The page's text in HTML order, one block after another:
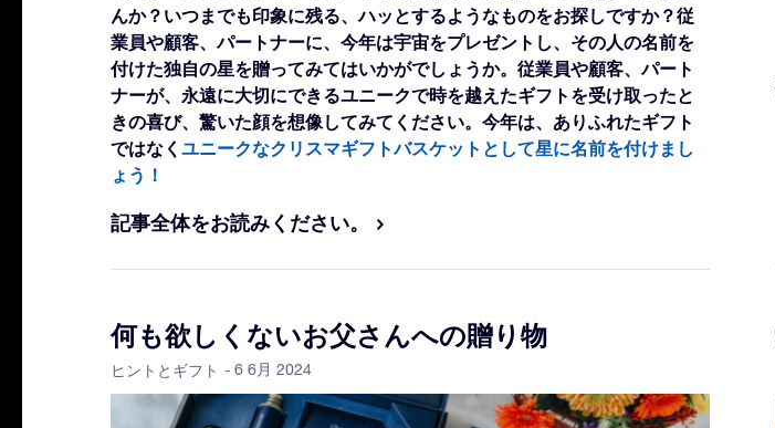
んか？いつまでも印象に残る、ハッとするようなものをお探しですか？従
業員や顧客、パートナーに、今年は宇宙をプレゼントし、その人の名前を
付けた独自の星を贈ってみてはいかがでしょうか。従業員や顧客、パート
ナーが、永遠に大切にできるユニークで時を越えたギフトを受け取ったと
きの喜び、驚いた顔を想像してみてください。今年は、ありふれたギフト
ではなく ユニークなクリスマギフトバスケットとして星に名前を付けまし
ょう！
記事全体をお読みください。
何も欲しくないお父さんへの贈り物
ヒントとギフト - 6 6月 2024